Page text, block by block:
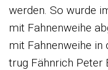
werden. So wurde
mit Fahnenweihe
mit Fahnenweihe
trug Fähnrich Peter